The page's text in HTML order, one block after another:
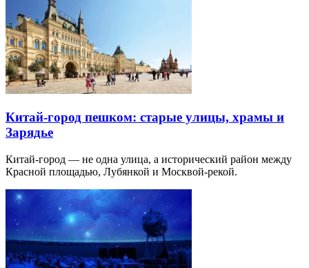
Китай-город пешком: старые улицы, храмы и
Зарядье
Китай-город — не одна улица, а исторический район между
Красной площадью, Лубянкой и Москвой-рекой.